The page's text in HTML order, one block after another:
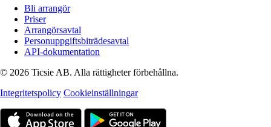
Bli arrangör
Priser
Arrangörsavtal
Personuppgiftsbiträdesavtal
API-dokumentation
© 2026 Ticsie AB. Alla rättigheter förbehållna.
Integritetspolicy Cookieinställningar